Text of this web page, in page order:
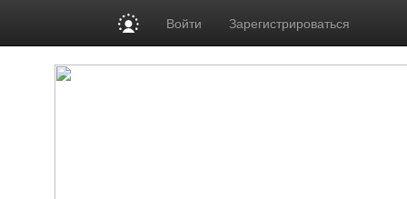
Войти Зарегистрироваться